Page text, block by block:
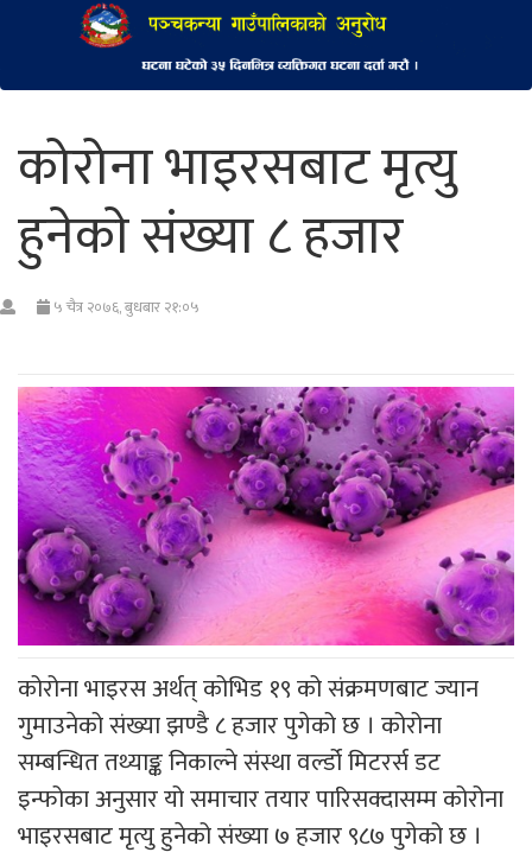
कोरोना भाइरसबाट मृत्यु
हुनेकाे संख्या ८ हजार
५ चैत्र २०७६, बुधबार २१:०५
कोरोना भाइरस अर्थत् कोभिड १९ को संक्रमणबाट ज्यान
गुमाउनेको संख्या झण्डै ८ हजार पुगेको छ । कोरोना
सम्बन्धित तथ्याङ्क निकाल्ने संस्था वर्ल्डो मिटरर्स डट
इन्फोका अनुसार यो समाचार तयार पारिसक्दासम्म कोरोना
भाइरसबाट मृत्यु हुनेको संख्या ७ हजार ९८७ पुगेको छ ।